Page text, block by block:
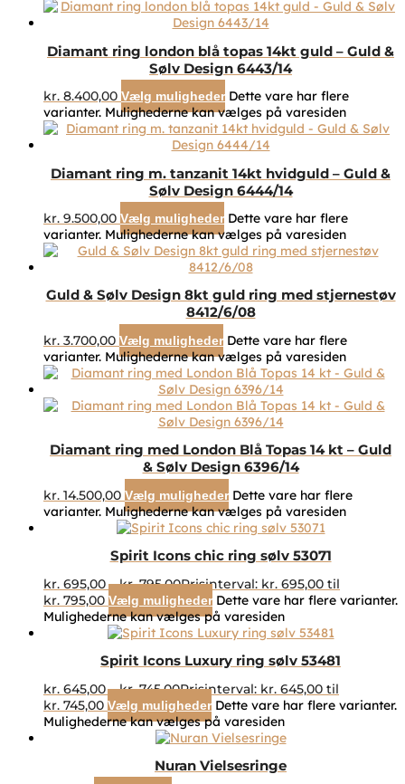
Diamant ring london blå topas 14kt guld – Guld &
Sølv Design 6443/14
kr. 8.400,00 Vælg muligheder Dette vare har flere
varianter. Mulighederne kan vælges på varesiden
Diamant ring m. tanzanit 14kt hvidguld – Guld &
Sølv Design 6444/14
kr. 9.500,00 Vælg muligheder Dette vare har flere
varianter. Mulighederne kan vælges på varesiden
Guld & Sølv Design 8kt guld ring med stjernestøv
8412/6/08
kr. 3.700,00 Vælg muligheder Dette vare har flere
varianter. Mulighederne kan vælges på varesiden
Diamant ring med London Blå Topas 14 kt – Guld
& Sølv Design 6396/14
kr. 14.500,00 Vælg muligheder Dette vare har flere
varianter. Mulighederne kan vælges på varesiden
Spirit Icons chic ring sølv 53071
kr. 695,00 – kr.795,00Prisinterval: kr. 695,00 til
kr. 795,00 Vælg muligheder Dette vare har flere varianter.
Mulighederne kan vælges på varesiden
Spirit Icons Luxury ring sølv 53481
kr. 645,00 – kr.745,00Prisinterval: kr. 645,00 til
kr. 745,00 Vælg muligheder Dette vare har flere varianter.
Mulighederne kan vælges på varesiden
Nuran Vielsesringe